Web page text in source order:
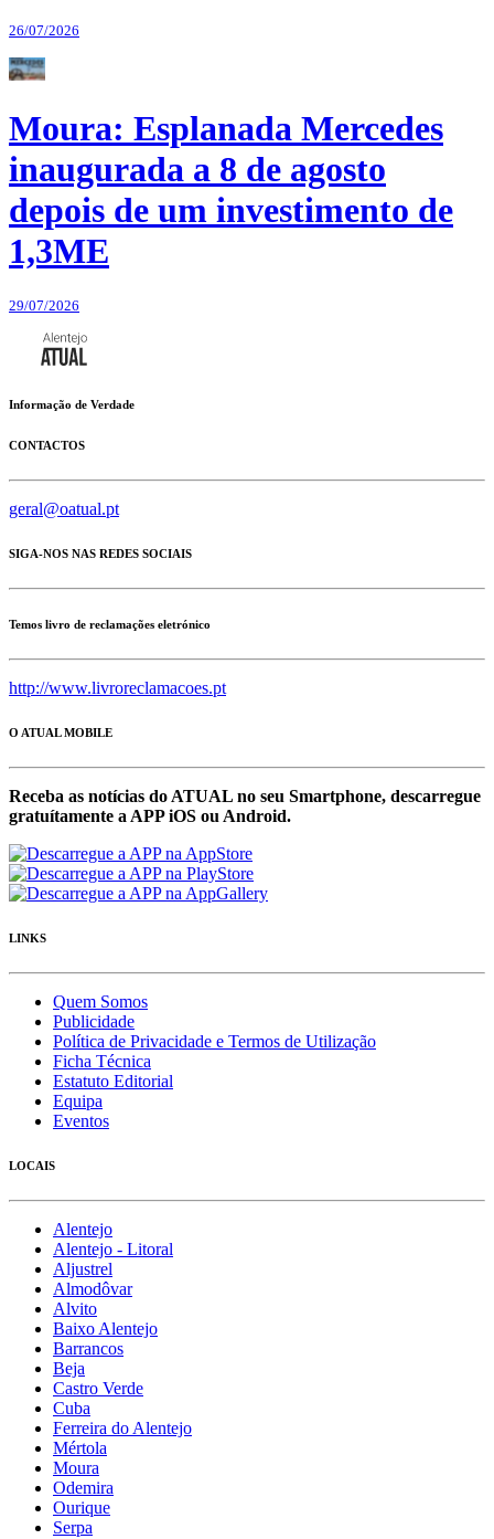
26/07/2026
Moura: Esplanada Mercedes
inaugurada a 8 de agosto
depois de um investimento de
1,3ME
29/07/2026
Informação de Verdade
CONTACTOS
geral@oatual.pt
SIGA-NOS NAS REDES SOCIAIS
Temos livro de reclamações eletrónico
http://www.livroreclamacoes.pt
O ATUAL MOBILE
Receba as notícias do ATUAL no seu Smartphone, descarregue
gratuítamente a APP iOS ou Android.
LINKS
Quem Somos
Publicidade
Política de Privacidade e Termos de Utilização
Ficha Técnica
Estatuto Editorial
Equipa
Eventos
LOCAIS
Alentejo
Alentejo - Litoral
Aljustrel
Almodôvar
Alvito
Baixo Alentejo
Barrancos
Beja
Castro Verde
Cuba
Ferreira do Alentejo
Mértola
Moura
Odemira
Ourique
Serpa